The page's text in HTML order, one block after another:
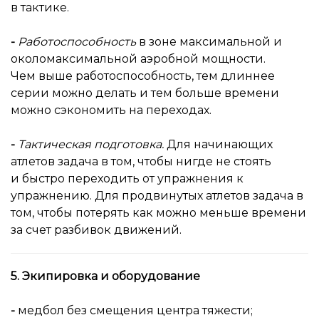
в тактике.
- Работоспособностьв зоне максимальной и
околомаксимальной аэробной мощности.
Чем выше работоспособность, тем длиннее
серии можно делать и тем больше времени
можно сэкономить на переходах.
- Тактическая подготовка. Для начинающих
атлетов задача в том, чтобы нигде не стоять
и быстро переходить от упражнения к
упражнению. Для продвинутых атлетов задача в
том, чтобы потерять как можно меньше времени
за счет разбивок движений.
5. Экипировка и оборудование
- медбол без смещения центра тяжести;